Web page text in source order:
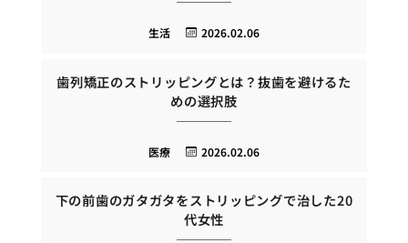
2026.02.06
生活
歯列矯正のストリッピングとは？抜歯を避けるた
めの選択肢
2026.02.06
医療
下の前歯のガタガタをストリッピングで治した20
代女性